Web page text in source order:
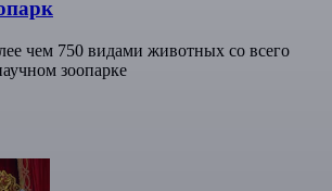
чем 750 видами животных со всего
зоопарке